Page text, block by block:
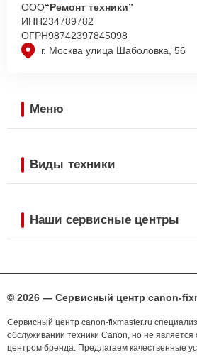
г. Москва улица Шаболовка, 56
ООО“Ремонт техники”
ИНН234789782
ОГРН98742397845098
Меню
Виды техники
Наши сервисные центры
© 2026 — Сервисный центр canon-
Сервисный центр canon-fixmaster.ru
обслуживании техники Canon, но не
центром бренда. Предлагаем качественные